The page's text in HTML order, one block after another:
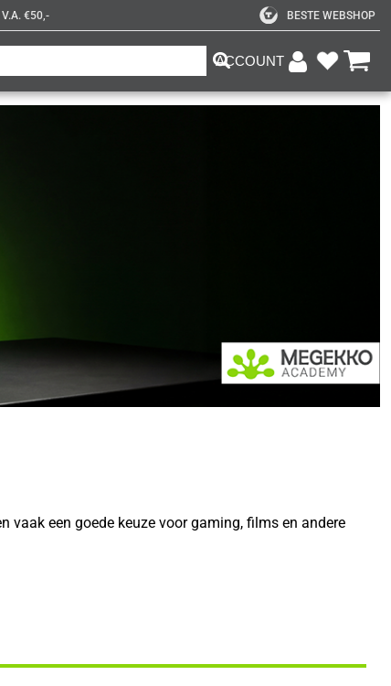
V.A. €50,- BESTE WEBSHOP
ACCOUNT
vaak een goede keuze voor gaming, films en andere